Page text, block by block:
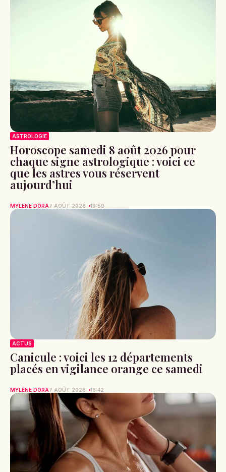
ASTROLOGIE
Horoscope samedi 8 août 2026 pour
chaque signe astrologique : voici ce
que les astres vous réservent
aujourd’hui
MYLÈNE DORA7 AOÛT 2026 19:59
ACTUS
Canicule : voici les 12 départements
placés en vigilance orange ce samedi
MYLÈNE DORA7 AOÛT 2026 16:42